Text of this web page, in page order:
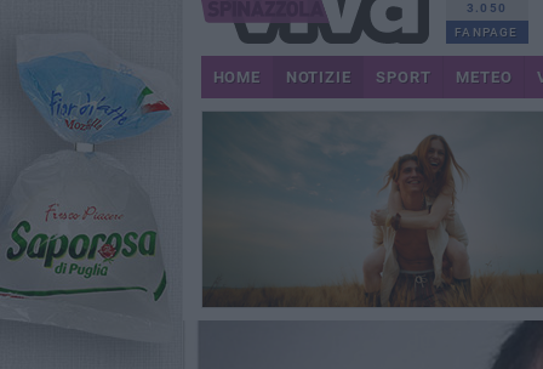
3.050
FANPAGE
HOME NOTIZIE SPORT METEO